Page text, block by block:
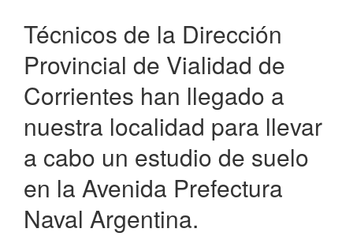
Técnicos de la Dirección
Provincial de Vialidad de
Corrientes han llegado a
nuestra localidad para llevar
a cabo un estudio de suelo
en la Avenida Prefectura
Naval Argentina.